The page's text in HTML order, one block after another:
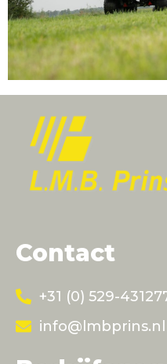
Contact
+31 (0) 529-
info@lmbprins.nl